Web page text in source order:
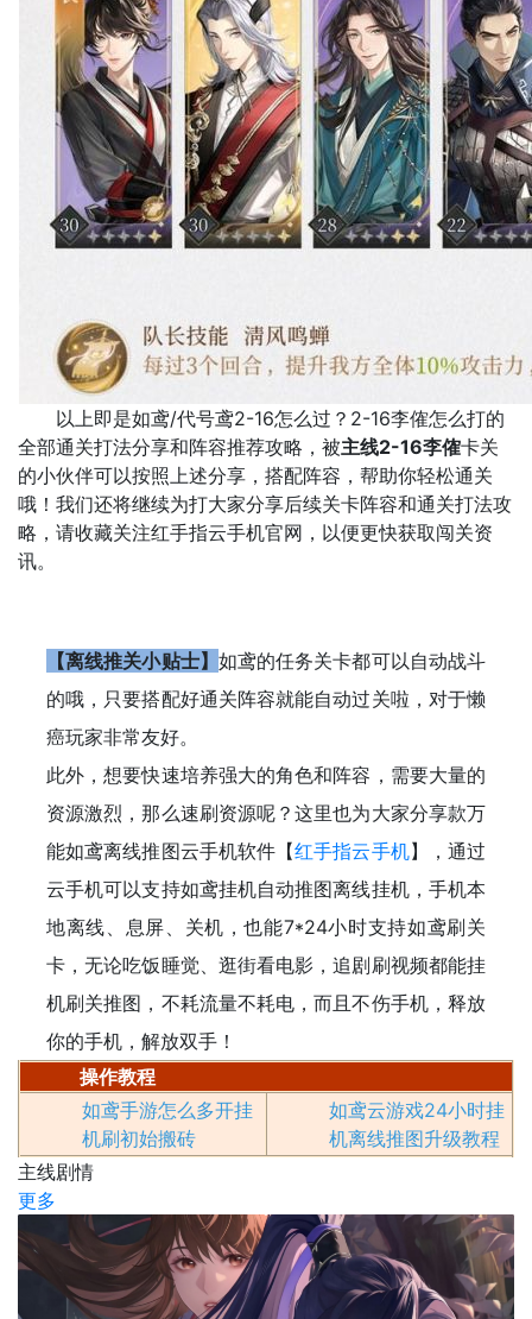
以上即是如鸢/代号鸢2-16怎么过？2-16李傕怎么打的
全部通关打法分享和阵容推荐攻略，被主线2-16李傕卡关
的小伙伴可以按照上述分享，搭配阵容，帮助你轻松通关
哦！我们还将继续为打大家分享后续关卡阵容和通关打法攻
略，请收藏关注红手指云手机官网，以便更快获取闯关资
讯。
【离线推关小贴士】 如鸢的任务关卡都可以自动战斗
的哦，只要搭配好通关阵容就能自动过关啦，对于懒
癌玩家非常友好。
此外，想要快速培养强大的角色和阵容，需要大量的
资源激烈，那么速刷资源呢？这里也为大家分享款万
能如鸢离线推图云手机软件【红手指云手机】，通过
云手机可以支持如鸢挂机自动推图离线挂机，手机本
地离线、息屏、关机，也能7*24小时支持如鸢刷关
卡，无论吃饭睡觉、逛街看电影，追剧刷视频都能挂
机刷关推图，不耗流量不耗电，而且不伤手机，释放
你的手机，解放双手！
操作教程
如鸢手游怎么多开挂
机刷初始搬砖
如鸢云游戏24小时挂
机离线推图升级教程
主线剧情
更多